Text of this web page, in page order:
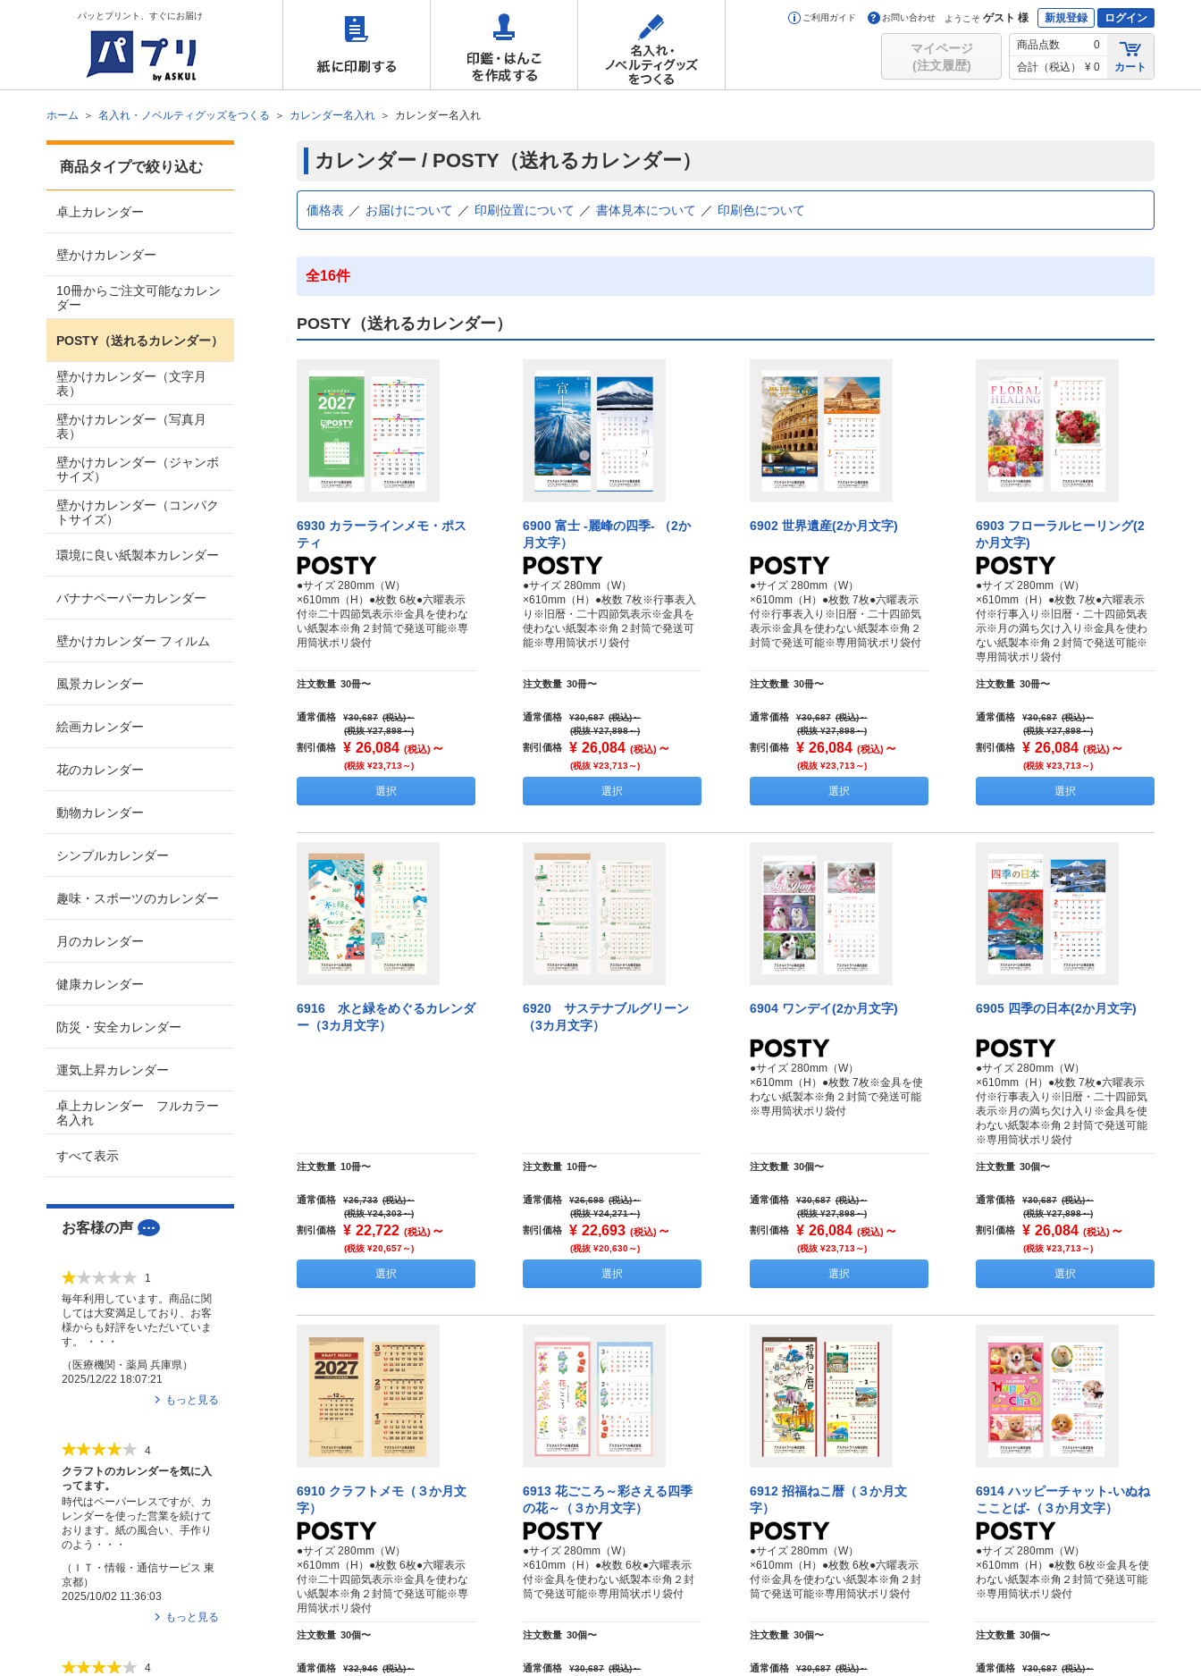
パッとプリント、すぐにお届け ご利用ガイド お問い合わせ ようこそ ゲスト 様 新規登録 ログイン
マイページ
(注文履歴)
商品点数
0
合計（税込）
¥ 0 カート
ホーム 名入れ・ノベルティグッズをつくる カレンダー名入れ カレンダー名入れ
カレンダー / POSTY（送れるカレンダー）
価格表 お届けについて 印刷位置について 書体見本について 印刷色について
全16件
POSTY（送れるカレンダー）
6930 カラーラインメモ・ポス
ティ
●サイズ 280mm（W）
×610mm（H）●枚数 6枚●六曜表示
付※二十四節気表示※金具を使わな
い紙製本※角２封筒で発送可能※専
用筒状ポリ袋付
注文数量 30冊〜
通常価格 ¥30,687 (税込)～
(税抜 ¥27,898～)
割引価格 ¥ 26,084 (税込) ～
(税抜 ¥23,713～)
選択
6900 富士 -麗峰の四季- （2か
月文字）
●サイズ 280mm（W）
×610mm（H）●枚数 7枚※行事表入
り※旧暦・二十四節気表示※金具を
使わない紙製本※角２封筒で発送可
能※専用筒状ポリ袋付
注文数量 30冊〜
通常価格 ¥30,687 (税込)～
(税抜 ¥27,898～)
割引価格 ¥ 26,084 (税込) ～
(税抜 ¥23,713～)
選択
6902 世界遺産(2か月文字)
●サイズ 280mm（W）
×610mm（H）●枚数 7枚●六曜表示
付※行事表入り※旧暦・二十四節気
表示※金具を使わない紙製本※角２
封筒で発送可能※専用筒状ポリ袋付
注文数量 30冊〜
通常価格 ¥30,687 (税込)～
(税抜 ¥27,898～)
割引価格 ¥ 26,084 (税込) ～
(税抜 ¥23,713～)
選択
6903 フローラルヒーリング(2
か月文字)
●サイズ 280mm（W）
×610mm（H）●枚数 7枚●六曜表示
付※行事入り※旧暦・二十四節気表
示※月の満ち欠け入り※金具を使わ
ない紙製本※角２封筒で発送可能※
専用筒状ポリ袋付
注文数量 30冊〜
通常価格 ¥30,687 (税込)～
(税抜 ¥27,898～)
割引価格 ¥ 26,084 (税込) ～
(税抜 ¥23,713～)
選択
6916 水と緑をめぐるカレンダ
ー（3カ月文字）
注文数量 10冊〜
通常価格 ¥26,733 (税込)～
(税抜 ¥24,303～)
割引価格 ¥ 22,722 (税込) ～
(税抜 ¥20,657～)
選択
6920 サステナブルグリーン
（3カ月文字）
注文数量 10冊〜
通常価格 ¥26,698 (税込)～
(税抜 ¥24,271～)
割引価格 ¥ 22,693 (税込) ～
(税抜 ¥20,630～)
選択
6904 ワンデイ(2か月文字)
●サイズ 280mm（W）
×610mm（H）●枚数 7枚※金具を使
わない紙製本※角２封筒で発送可能
※専用筒状ポリ袋付
注文数量 30個〜
通常価格 ¥30,687 (税込)～
(税抜 ¥27,898～)
割引価格 ¥ 26,084 (税込) ～
(税抜 ¥23,713～)
選択
6905 四季の日本(2か月文字)
●サイズ 280mm（W）
×610mm（H）●枚数 7枚●六曜表示
付※行事表入り※旧暦・二十四節気
表示※月の満ち欠け入り※金具を使
わない紙製本※角２封筒で発送可能
※専用筒状ポリ袋付
注文数量 30個〜
通常価格 ¥30,687 (税込)～
(税抜 ¥27,898～)
割引価格 ¥ 26,084 (税込) ～
(税抜 ¥23,713～)
選択
6910 クラフトメモ（３か月文
字）
●サイズ 280mm（W）
×610mm（H）●枚数 6枚●六曜表示
付※二十四節気表示※金具を使わな
い紙製本※角２封筒で発送可能※専
用筒状ポリ袋付
注文数量 30個〜
通常価格 ¥32,946 (税込)～
6913 花ごころ～彩さえる四季
の花～（３か月文字）
●サイズ 280mm（W）
×610mm（H）●枚数 6枚●六曜表示
付※金具を使わない紙製本※角２封
筒で発送可能※専用筒状ポリ袋付
注文数量 30個〜
通常価格 ¥30,687 (税込)～
6912 招福ねこ暦（３か月文
字）
●サイズ 280mm（W）
×610mm（H）●枚数 6枚●六曜表示
付※金具を使わない紙製本※角２封
筒で発送可能※専用筒状ポリ袋付
注文数量 30個〜
通常価格 ¥30,687 (税込)～
6914 ハッピーチャット‐いぬね
こことば‐（３か月文字）
●サイズ 280mm（W）
×610mm（H）●枚数 6枚※金具を使
わない紙製本※角２封筒で発送可能
※専用筒状ポリ袋付
注文数量 30個〜
通常価格 ¥30,687 (税込)～
商品タイプで絞り込む
卓上カレンダー
壁かけカレンダー
10冊からご注文可能なカレン
ダー
POSTY（送れるカレンダー）
壁かけカレンダー（文字月
表）
壁かけカレンダー（写真月
表）
壁かけカレンダー（ジャンボ
サイズ）
壁かけカレンダー（コンパク
トサイズ）
環境に良い紙製本カレンダー
バナナペーパーカレンダー
壁かけカレンダー フィルム
風景カレンダー
絵画カレンダー
花のカレンダー
動物カレンダー
シンプルカレンダー
趣味・スポーツのカレンダー
月のカレンダー
健康カレンダー
防災・安全カレンダー
運気上昇カレンダー
卓上カレンダー フルカラー
名入れ
すべて表示
お客様の声
1
毎年利用しています。商品に関
しては大変満足しており、お客
様からも好評をいただいていま
す。 ・・・
（医療機関・薬局 兵庫県 ）
2025/12/22 18:07:21
もっと見る
4
クラフトのカレンダーを気に入
ってます。
時代はペーパーレスですが、カ
レンダーを使った営業を続けて
おります。紙の風合い、手作り
のよう・・・
（ ＩＴ・情報・通信サービス 東
京都）
2025/10/02 11:36:03
もっと見る
4